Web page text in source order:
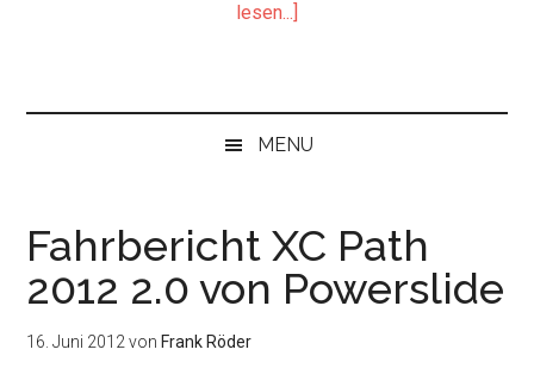
lesen...]
„Null“
MENU
Fahrbericht XC Path
2012 2.0 von Powerslide
16. Juni 2012von Frank Röder